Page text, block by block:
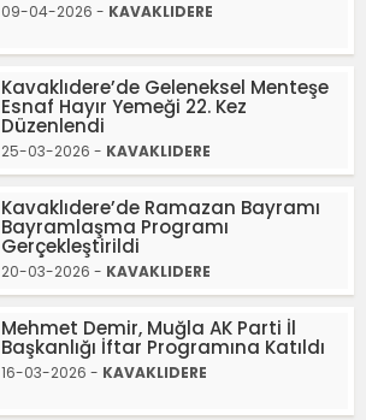
09-04-2026 - KAVAKLIDERE
Kavaklıdere’de Geleneksel Menteşe
Esnaf Hayır Yemeği 22. Kez
Düzenlendi
25-03-2026 - KAVAKLIDERE
Kavaklıdere’de Ramazan Bayramı
Bayramlaşma Programı
Gerçekleştirildi
20-03-2026 - KAVAKLIDERE
Mehmet Demir, Muğla AK Parti İl
Başkanlığı İftar Programına Katıldı
16-03-2026 - KAVAKLIDERE